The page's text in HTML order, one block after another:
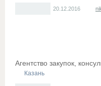
20.12.2016
Агентство закупок,
Казань